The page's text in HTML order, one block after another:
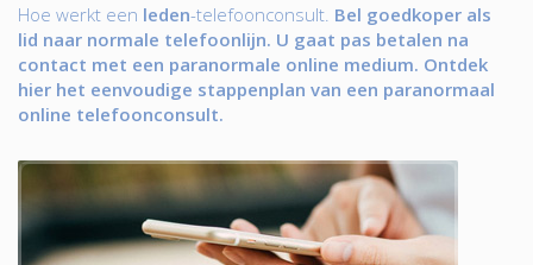
Hoe werkt een leden-telefoonconsult. Bel goedkoper als
lid naar normale telefoonlijn. U gaat pas betalen na
contact met een paranormale online medium. Ontdek
hier het eenvoudige stappenplan van een paranormaal
online telefoonconsult.